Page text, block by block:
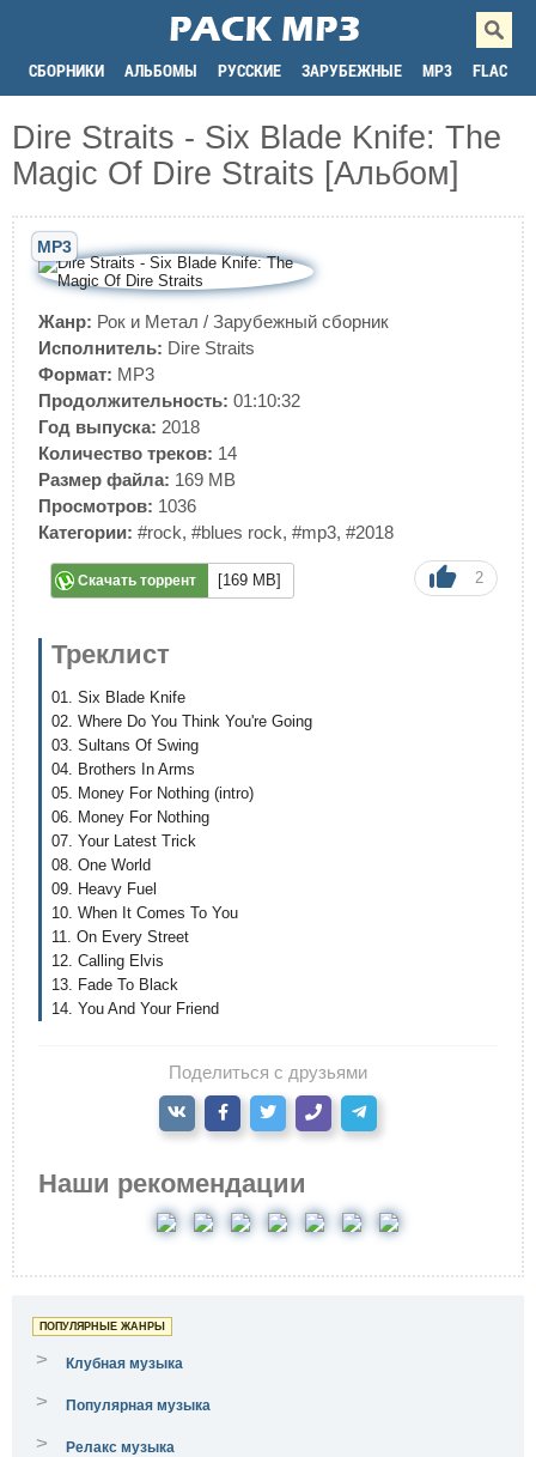
СБОРНИКИ АЛЬБОМЫ РУССКИЕ ЗАРУБЕЖНЫЕ MP3 FLAC
Dire Straits - Six Blade Knife: The
Magic Of Dire Straits [Альбом]
MP3
Жанр: Рок и Метал / Зарубежный сборник
Исполнитель: Dire Straits
Формат: MP3
Продолжительность: 01:10:32
Год выпуска: 2018
Количество треков: 14
Размер файла: 169 MB
Просмотров: 1036
Категории: #rock, #blues rock, #mp3, #2018
Скачать торрент [169 MB] 2
Треклист
01. Six Blade Knife
02. Where Do You Think You're Going
03. Sultans Of Swing
04. Brothers In Arms
05. Money For Nothing (intro)
06. Money For Nothing
07. Your Latest Trick
08. One World
09. Heavy Fuel
10. When It Comes To You
11. On Every Street
12. Calling Elvis
13. Fade To Black
14. You And Your Friend
Поделиться с друзьями
Наши рекомендации
ПОПУЛЯРНЫЕ ЖАНРЫ
> Клубная музыка
> Популярная музыка
> Релакс музыка